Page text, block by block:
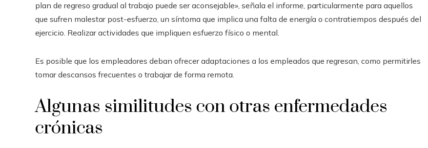
plan de regreso gradual al trabajo puede ser aconsejable», señala el informe, particularmente para aquellos
que sufren malestar post-esfuerzo, un síntoma que implica una falta de energía o contratiempos después del
ejercicio. Realizar actividades que impliquen esfuerzo físico o mental.
Es posible que los empleadores deban ofrecer adaptaciones a los empleados que regresan, como permitirles
tomar descansos frecuentes o trabajar de forma remota.
Algunas similitudes con otras enfermedades
crónicas